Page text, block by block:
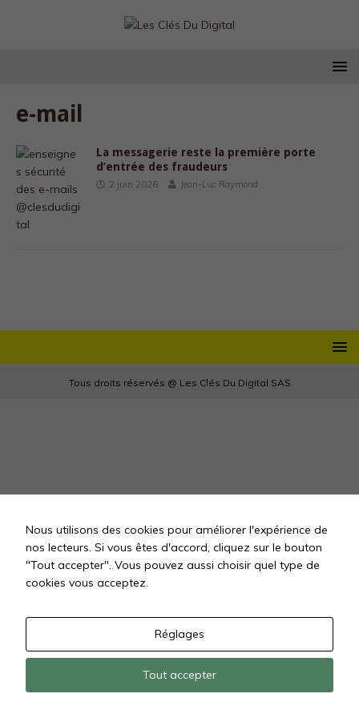
e-mail
La messagerie reste la première porte
d’entrée des fraudeurs
2 juin 2026 Jean-Luc Raymond
Tous droits réservés @ Les Clés Du Digital SAS
Nous utilisons des cookies pour améliorer l'expérience de
nos lecteurs. Si vous êtes d'accord, cliquez sur le bouton
"Tout accepter". Vous pouvez aussi choisir quel type de
cookies vous acceptez.
Réglages
Tout accepter